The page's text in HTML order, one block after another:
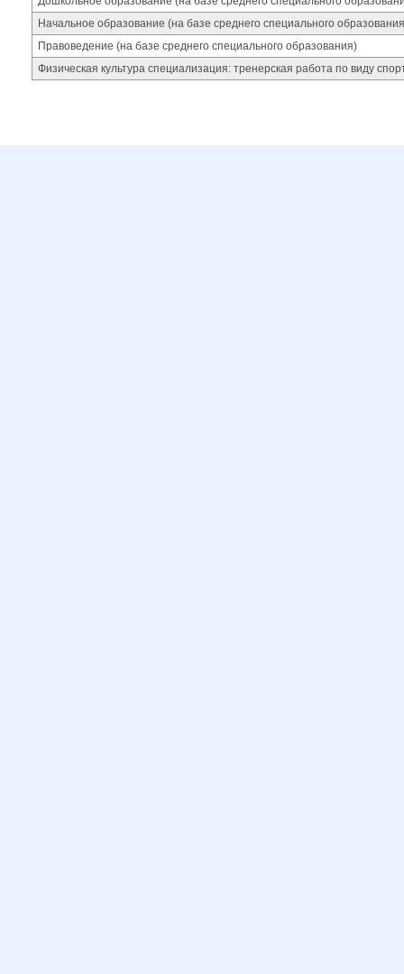
Начальное образование (на базе среднего специального
Правоведение (на базе среднего специального образования)
Физическая культура специализация: тренерская работа по виду